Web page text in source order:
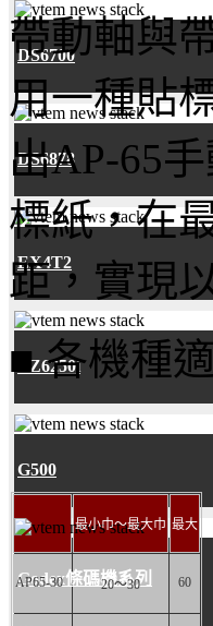
DS6700
DS6878
EX4T2
EZ6250i
G500
Godex條碼機系列
帶動軸與
用一種貼
出AP-65
標紙，在
距，實現
■ 各機種
最小巾～最大巾 最大
AP65-30 20～30 60